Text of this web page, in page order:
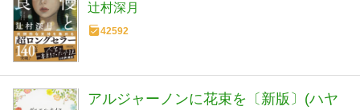
辻村深月
42592
アルジャーノンに花束を〔新版〕(ハヤ